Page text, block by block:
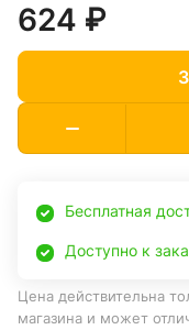
624 ₽
Бесплатная
Доступно к
Цена действительна
магазина и может